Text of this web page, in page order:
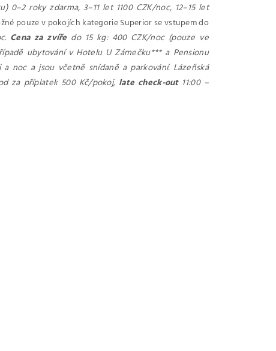
0–2 roky zdarma, 3–11 let 1100 CZK/noc, 12–15 let
pouze v pokojích kategorie Superior se vstupem do
Cena za zvíředo 15 kg: 400 CZK/noc (pouze ve
ubytování v Hotelu U Zámečku*** a Pensionu
noc a jsou včetně snídaně a parkování. Lázeňská
za příplatek 500 Kč/pokoj, late check-out11:00 –